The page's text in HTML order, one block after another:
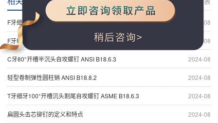
2024-08
F牙细牙80°米字槽修剪小半沉头割尾自攻螺钉 ASME B18.6.4
2024-08
F牙细牙80°十字槽修剪沉头割尾自攻螺钉 ASME B18.6.3
2024-08
C牙80°开槽半沉头自攻螺钉 ANSI B18.6.3
2024-08
轻型卷制弹性圆柱销 ANSI B18.8.2
2024-08
T牙细牙100°开槽沉头割尾自攻螺钉 ASME B18.6.3
2024-08
扁圆头击芯铆钉的定义和特点